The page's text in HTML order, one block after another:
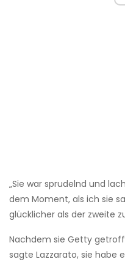
„Sie war sprudelnd und
dem Moment, als ich sie
glücklicher als der zweite
Nachdem sie Getty
sagte Lazzarato, sie habe